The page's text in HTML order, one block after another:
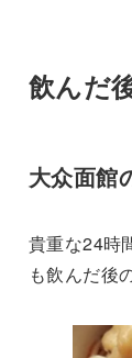
飲んだ
大众面館
貴重な24時
も飲んだ後